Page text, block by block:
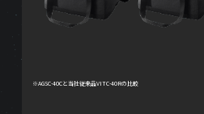
※AGSC-40Cと当社従来品VITC-40Rの比較